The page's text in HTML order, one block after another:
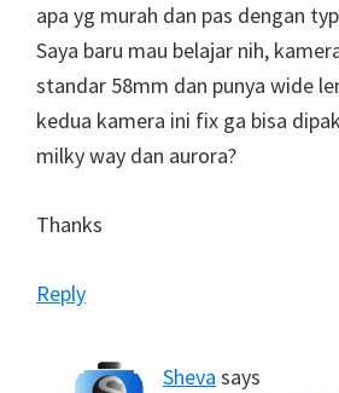
apa yg murah dan pas dengan
Saya baru mau belajar nih,
standar 58mm dan punya wide
kedua kamera ini fix ga bisa
milky way dan aurora?
Thanks
Reply
Sheva says